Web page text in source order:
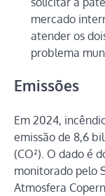
mercado
atender os
problema
Emissões
Em 2024,
emissão de 8,6
(CO²). O dado é
monitorado pelo
Atmosfera